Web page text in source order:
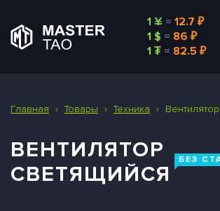
1 ¥ = 12.7 ₽
1 $ = 86 ₽
1 ₮= 82.5 ₽
Главная › Товары › Техника ›
ВЕНТИЛЯТОР
СВЕТЯЩИЙСЯ
БЕЗ